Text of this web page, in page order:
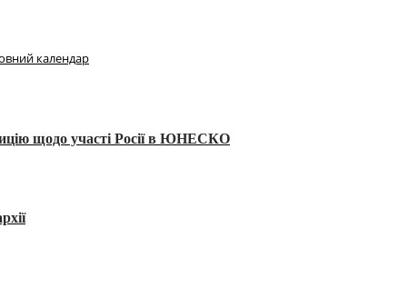
календар
щодо участі Росії в ЮНЕСКО